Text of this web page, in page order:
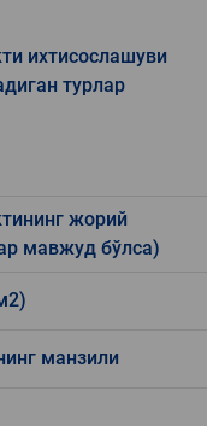
ихтисослашуви
турлар
жорий
мавжуд бўлса)
манзили